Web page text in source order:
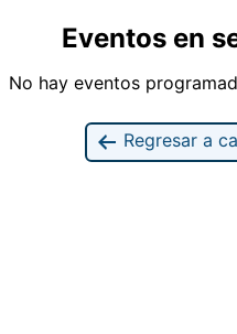
Eventos en
No hay eventos
Regresar a